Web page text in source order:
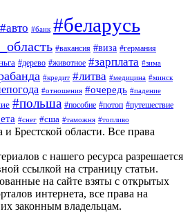
#авто #банк #беларусь
#вакансия #виза #германия
#дерево #животное #зарплата #зима
#кредит #литва #медицина #минск
#отношения #очередь #падение
#польша #пособие #потоп #путешествие
#снег #сша #таможня #топливо
Брестской области. Все права
с нашего ресурса разрешается
ссылкой на страницу статьи.
на сайте взяты с открытых
интернета, все права на
законным владельцам.